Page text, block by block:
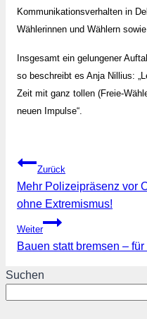
Kommunikationsverhalten in
Wählerinnen und Wählern
Insgesamt ein gelungener
so beschreibt es Anja Nillius:
Zeit mit ganz tollen (Freie-
neuen Impulse“.
Beitragsnavigation
Zurück
Mehr Polizeipräsenz vor
ohne Extremismus!
Weiter
Bauen statt bremsen –
Suchen